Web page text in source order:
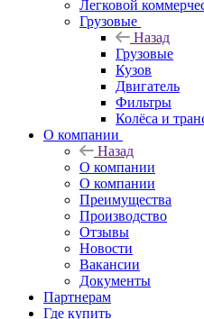
Легковой
Грузовые
Назад
Грузовые
Кузов
Двигатель
Фильтры
Колёса и
О компании
Назад
О компании
О компании
Преимущества
Производство
Отзывы
Новости
Вакансии
Документы
Партнерам
Где купить